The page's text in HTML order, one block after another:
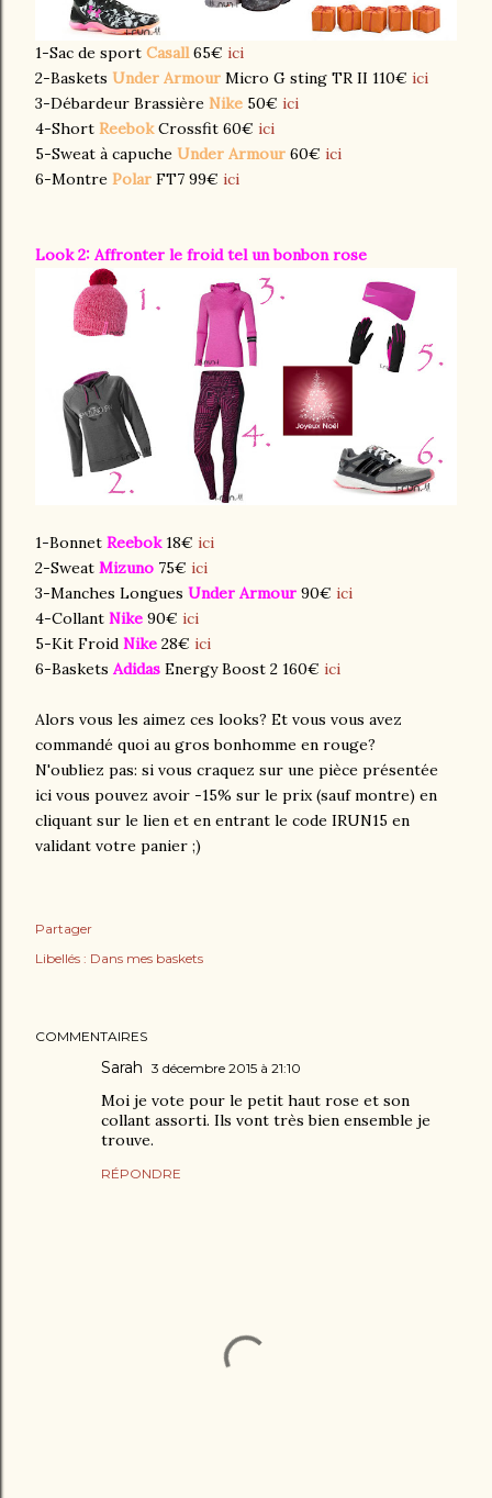
1-Sac de sport Casall65€ ici
2-Baskets Under Armour Micro G sting TR II 110€ ici
3-Débardeur Brassière Nike 50€ ici
4-Short ReebokCrossfit 60€ ici
5-Sweat à capuche Under Armour 60€ ici
6-Montre Polar FT7 99€ ici
Look 2: Affronter le froid tel un bonbon rose
1-Bonnet Reebok18€ ici
2-Sweat Mizuno 75€ ici
3-Manches Longues Under Armour 90€ ici
4-Collant Nike 90€ ici
5-Kit Froid Nike 28€ ici
6-Baskets Adidas Energy Boost 2 160€ ici
Alors vous les aimez ces looks? Et vous vous avez
commandé quoi au gros bonhomme en rouge?
N'oubliez pas: si vous craquez sur une pièce présentée
ici vous pouvez avoir -15% sur le prix (sauf montre) en
cliquant sur le lien et en entrant le code IRUN15 en
validant votre panier ;)
Partager
Libellés : Dans mes baskets
COMMENTAIRES
Sarah 3 décembre 2015 à 21:10
Moi je vote pour le petit haut rose et son
collant assorti. Ils vont très bien ensemble je
trouve.
RÉPONDRE